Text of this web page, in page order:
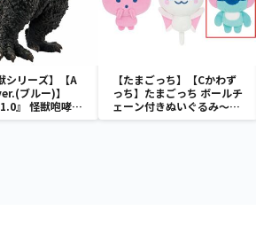
シリーズ】【A
ブルー)】
1.0』 怪獣咆哮撃
） ver.2
【たまごっち】【Cかわず
っち】たまごっち ボールチ
ェーン付きぬいぐるみ～
Tamagotchi Paradise～